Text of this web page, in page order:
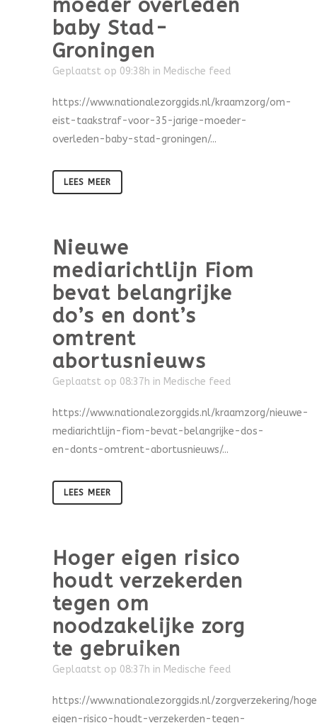
moeder overleden
baby Stad-
Groningen
Geplaatst op 09:38h in Medische feed
https://www.nationalezorggids.nl/kraamzorg/om-
eist-taakstraf-voor-35-jarige-moeder-
overleden-baby-stad-groningen/...
LEES MEER
Nieuwe
mediarichtlijn Fiom
bevat belangrijke
do’s en dont’s
omtrent
abortusnieuws
Geplaatst op 08:37h in Medische feed
https://www.nationalezorggids.nl/kraamzorg/nieuwe-
mediarichtlijn-fiom-bevat-belangrijke-dos-
en-donts-omtrent-abortusnieuws/...
LEES MEER
Hoger eigen risico
houdt verzekerden
tegen om
noodzakelijke zorg
te gebruiken
Geplaatst op 08:37h in Medische feed
https://www.nationalezorggids.nl/zorgverzekering/
eigen-risico-houdt-verzekerden-tegen-